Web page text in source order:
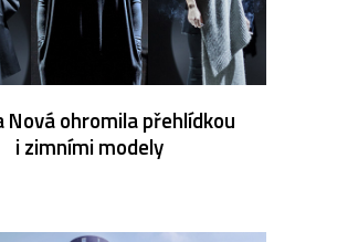
Nová ohromila přehlídkou
i zimními modely